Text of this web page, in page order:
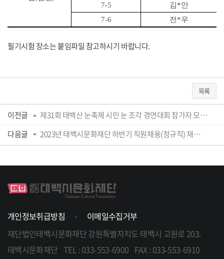
7-5
김*안
7-6
전*우
필기시험 장소는 붙임파일 참고하시기 바랍니다.
목록
이전글
제31회 태백산 눈축제 시민 눈 조각 경연대회 참가자 모집 공고
다음글
2023년 태백시문화재단 하반기 직원채용(정규직) 재공고(6급)
개인정보취급방침
이메일수집거부
재단법인태백시문화재단강원특별자치도 태백시 고원로 203.
태백시문화재단 TEL : 033-553-6900 FAX : 033-553-6910